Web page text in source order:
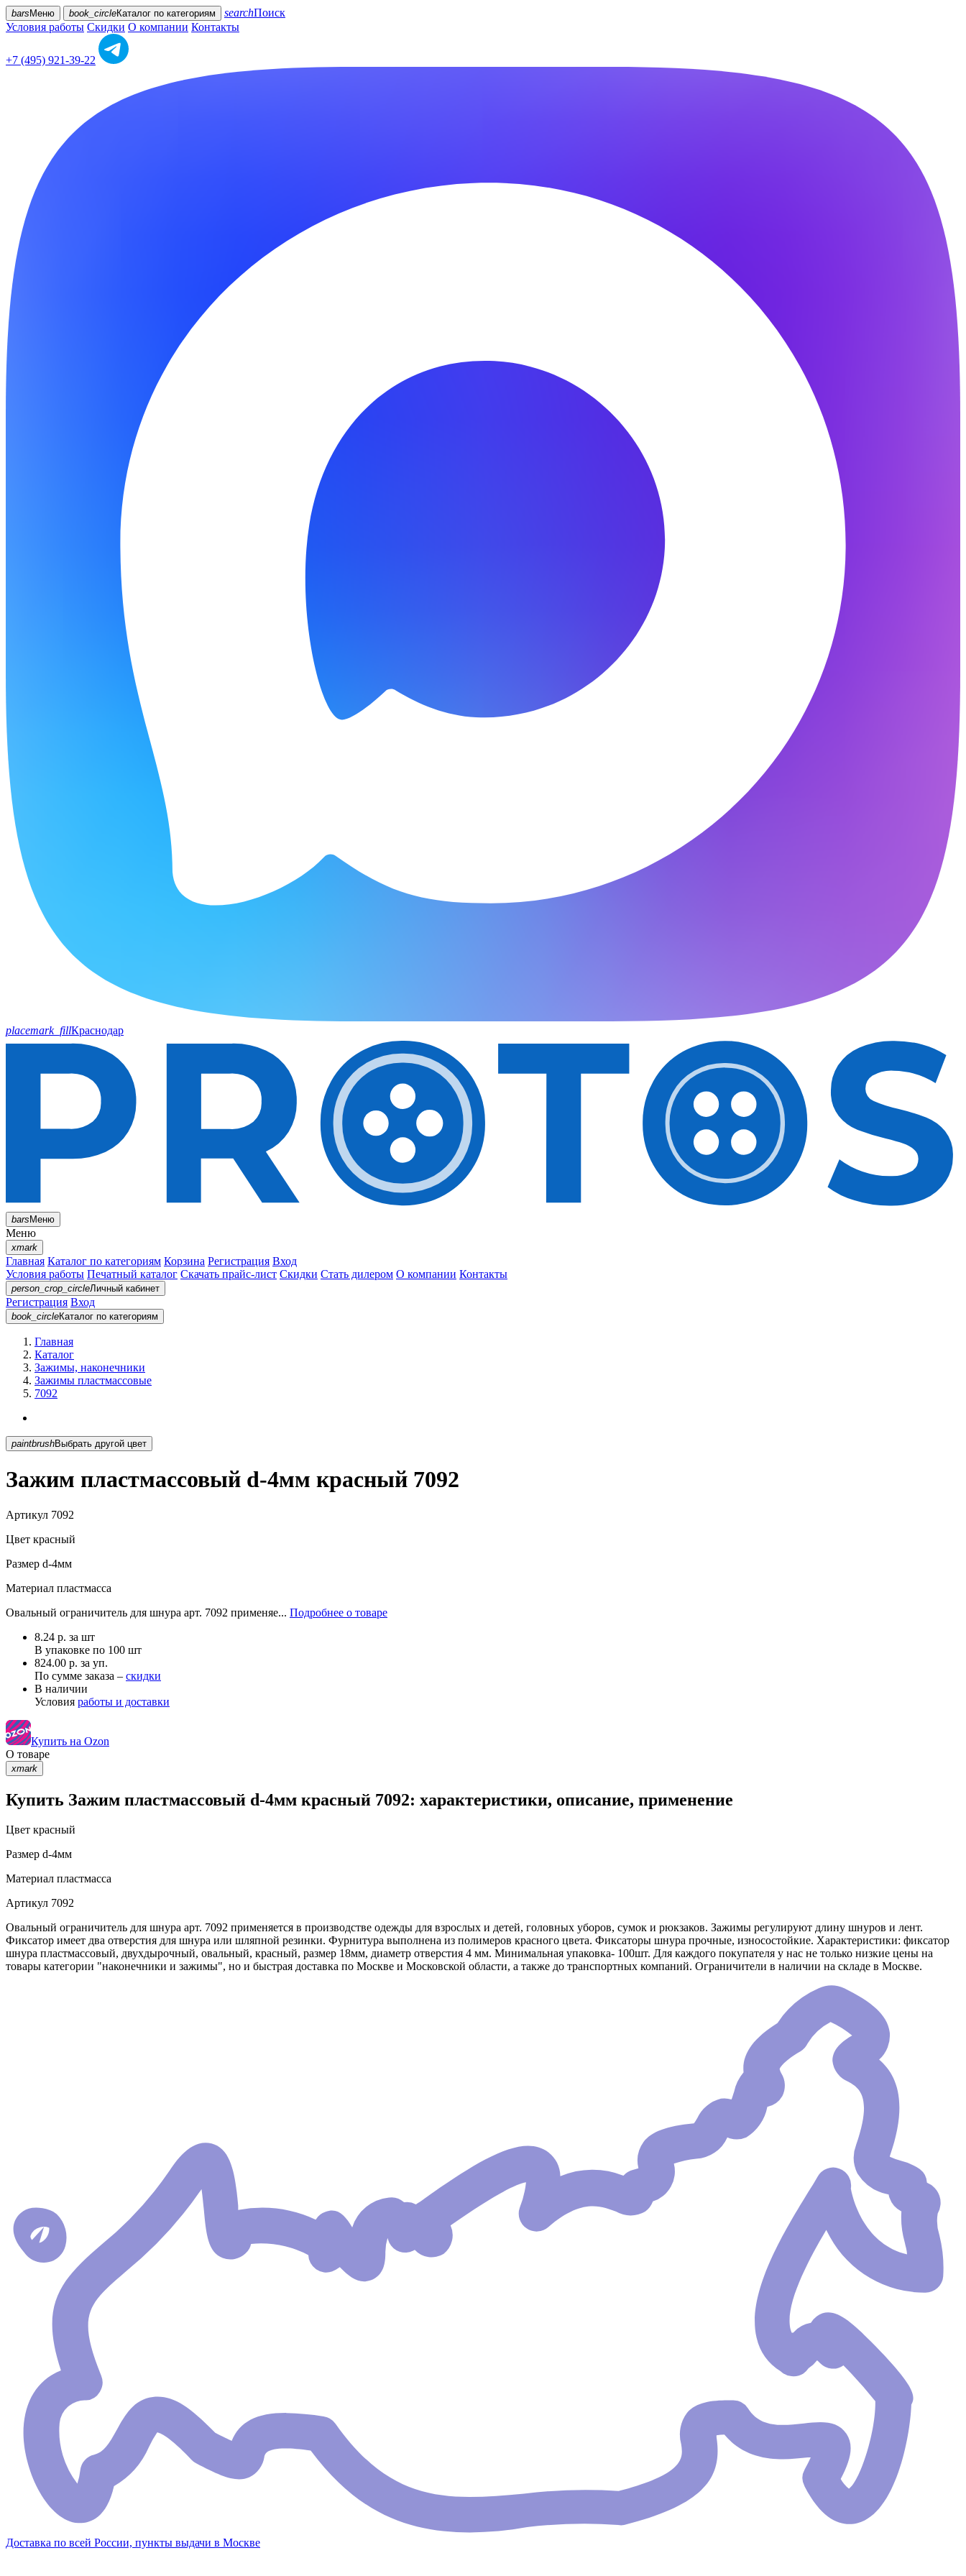
bars Меню book_circleКаталог по категориям searchПоиск
Условия работы Скидки О компании Контакты
+7 (495) 921-39-22
placemark_fillКраснодар
barsМеню
Меню
xmark
Главная Каталог по категориям Корзина Регистрация Вход
Условия работы Печатный каталог Скачать прайс-лист Скидки Стать дилером О компании Контакты
person_crop_circleЛичный кабинет
Регистрация Вход
book_circleКаталог по категориям
Главная
Каталог
Зажимы, наконечники
Зажимы пластмассовые
7092
paintbrush Выбрать другой цвет
Зажим пластмассовый d-4мм красный 7092
Артикул 7092
Цвет красный
Размер d-4мм
Материал пластмасса
Овальный ограничитель для шнура арт. 7092 применяе... Подробнее о товаре
8.24 р. за шт
В упаковке по 100 шт
824.00 р. за уп.
По сумме заказа – скидки
В наличии
Условия работы и доставки
Купить на Ozon
О товаре
xmark
Купить Зажим пластмассовый d-4мм красный 7092: характеристики, описание, применение
Цвет красный
Размер d-4мм
Материал пластмасса
Артикул 7092
Овальный ограничитель для шнура арт. 7092 применяется в производстве одежды для взрослых и детей, головных уборов, сумок и рюкзаков. Зажимы регулируют длину шнуров и лент.
Фиксатор имеет два отверстия для шнура или шляпной резинки. Фурнитура выполнена из полимеров красного цвета. Фиксаторы шнура прочные, износостойкие. Характеристики: фиксатор
шнура пластмассовый, двухдырочный, овальный, красный, размер 18мм, диаметр отверстия 4 мм. Минимальная упаковка- 100шт. Для каждого покупателя у нас не только низкие цены на
товары категории "наконечники и зажимы", но и быстрая доставка по Москве и Московской области, а также до транспортных компаний. Ограничители в наличии на складе в Москве.
Доставка по всей России, пункты выдачи в Москве